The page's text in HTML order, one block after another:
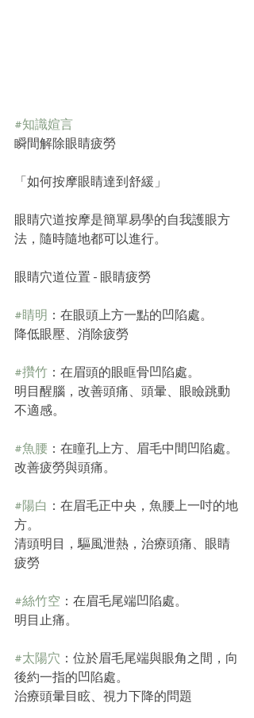
#知識媗言
瞬間解除眼睛疲勞
「如何按摩眼睛達到舒緩」
眼睛穴道按摩是簡單易學的自我護眼方
法，隨時隨地都可以進行。
眼睛穴道位置 - 眼睛疲勞
#睛明 ：在眼頭上方一點的凹陷處。
降低眼壓、消除疲勞
#攢竹 ：在眉頭的眼眶骨凹陷處。
明目醒腦，改善頭痛、頭暈、眼瞼跳動
不適感。
#魚腰 ：在瞳孔上方、眉毛中間凹陷處。
改善疲勞與頭痛。
#陽白
：在眉毛正中央，魚腰上一吋的地
方。
清頭明目，驅風泄熱，治療頭痛、眼睛
疲勞
#絲竹空 ：在眉毛尾端凹陷處。
明目止痛。
#太陽穴 ：位於眉毛尾端與眼角之間，向
後約一指的凹陷處。
治療頭暈目眩、視力下降的問題